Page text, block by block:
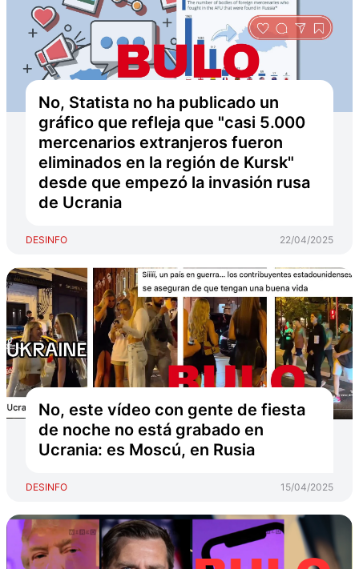
No, Statista no ha publicado un
gráfico que refleja que "casi 5.000
mercenarios extranjeros fueron
eliminados en la región de Kursk"
desde que empezó la invasión rusa
de Ucrania
DESINFO 22/04/2025
No, este vídeo con gente de fiesta
de noche no está grabado en
Ucrania: es Moscú, en Rusia
DESINFO 15/04/2025